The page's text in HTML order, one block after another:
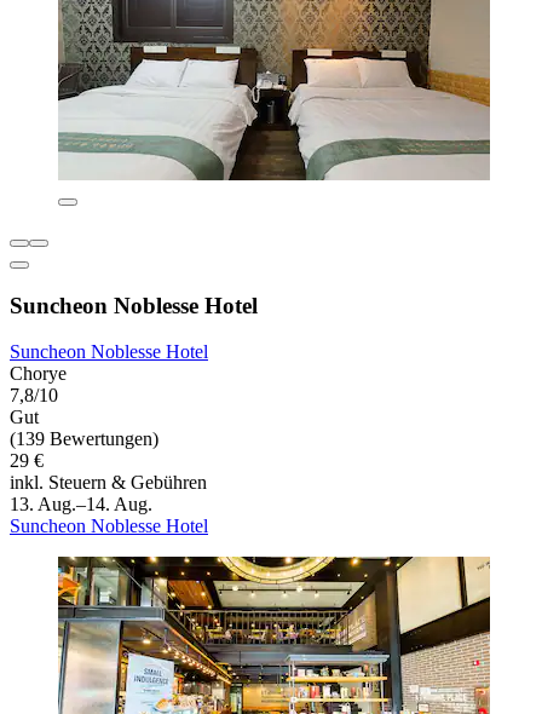
Suncheon Noblesse Hotel
Suncheon Noblesse Hotel
Chorye
7,8/10
Gut
(139 Bewertungen)
29 €
inkl. Steuern & Gebühren
13. Aug.–14. Aug.
Suncheon Noblesse Hotel